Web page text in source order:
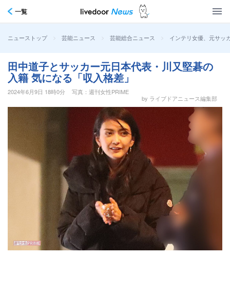
一覧
ニューストップ > 芸能ニュース > 芸能総合ニュース > インテリ女優、元サッ
田中道子とサッカー元日本代表・川又堅碁の
入籍 気になる「収入格差」
2024年6月9日 18時0分
写真：週刊女性PRIME
by ライブドアニュース編集部